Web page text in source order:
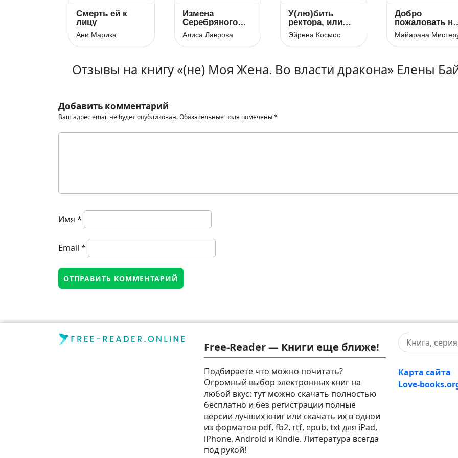
Смерть ей к
лицу
Ани Марика
Измена
Серебряного
Дракона
Алиса Лаврова
У(лю)бить
ректора, или
Охота на
дракона
Эйрена Космос
Добро
пожаловать на
казнь злодейки
Майарана
Отзывы на книгу «(не) Моя Жена. Во власти дракона» Елены
Добавить комментарий
Ваш адрес email не будет опубликован.Обязательные поля помечены*
Имя *
Email *
Free-Reader — Книги еще ближе!
Подбираете что можно почитать?
Огромный выбор электронных книг на
любой вкус: тут можно скачать полностью
бесплатно и без регистрации полные
версии лучших книг или скачать их в однои
из форматов pdf, fb2, rtf, epub, txt для iPad,
iPhone, Android и Kindle. Литература всегда
под рукой!
Карта сайта
Love-